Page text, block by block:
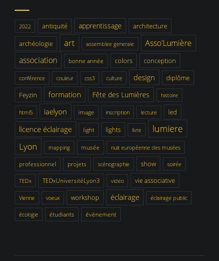
2022 antiquité apprentissage
architecture
archéologie
art assemblee generale
Asso'Lumière
association
bonne année colors conception
conférence couleur css3 culture design
diplôme
Feyzin
formation Fête des Lumières histoire
html5 iaelyon image inscription lecture led
licence éclairage light lights livre lumiere
Lyon mapping musée nuit européenne des musées
professionnel projets scénographie show soirée
TEDx TEDxUniversitéLyon3 video vie associative
Vienne voeux workshop éclairage éclairage public
écologie étudiants évènement